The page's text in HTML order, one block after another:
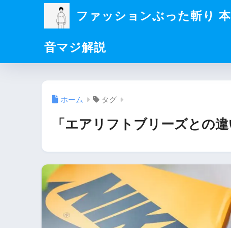
ファッションぶった斬り 本
音マジ解説
ホーム タグ
「エアリフトブリーズとの